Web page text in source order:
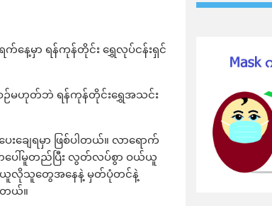
ေ့မှာ ရန်ကုန်တိုင်း ရွှေလုပ်ငန်းရှင်
ဉ်မဟုတ်ဘဲ ရန်ကုန်တိုင်းရွှေအသင်း
းချေရမှာ ဖြစ်ပါတယ်။ လာရောက်
ေါ်မူတည်ပြီး လွတ်လပ်စွာ ဝယ်ယူ
ယ်ယူလိုသူတွေအနေနဲ့ မှတ်ပုံတင်နဲ့
တယ်။